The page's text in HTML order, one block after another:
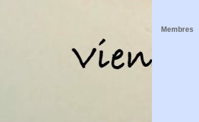
Membres